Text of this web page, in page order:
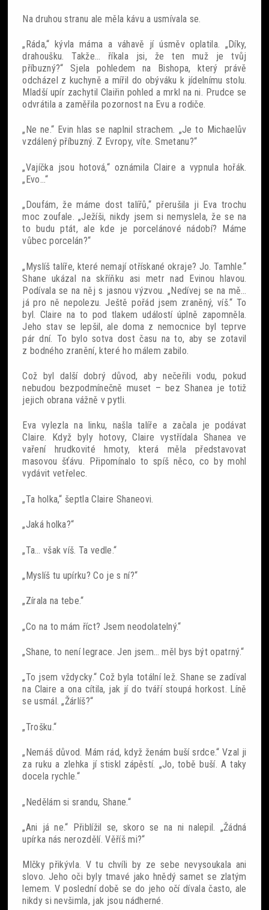
Na druhou stranu ale měla kávu a usmívala se.
„Ráda,“ kývla máma a váhavě jí úsměv oplatila. „Díky,
drahoušku. Takže… říkala jsi, že ten muž je tvůj
příbuzný?“ Sjela pohledem na Bishopa, který právě
odcházel z kuchyně a mířil do obýváku k jídelnímu stolu.
Mladší upír zachytil Claiřin pohled a mrkl na ni. Prudce se
odvrátila a zaměřila pozornost na Evu a rodiče.
„Ne ne.“ Evin hlas se naplnil strachem. „Je to Michaelův
vzdálený příbuzný. Z Evropy, víte. Smetanu?“
„Vajíčka jsou hotová,“ oznámila Claire a vypnula hořák.
„Evo…“
„Doufám, že máme dost talířů,“ přerušila ji Eva trochu
moc zoufale. „Ježíši, nikdy jsem si nemyslela, že se na
to budu ptát, ale kde je porcelánové nádobí? Máme
vůbec porcelán?“
„Myslíš talíře, které nemají otřískané okraje? Jo. Tamhle.“
Shane ukázal na skříňku asi metr nad Evinou hlavou.
Podívala se na něj s jasnou výzvou. „Nedívej se na mě…
já pro ně nepolezu. Ještě pořád jsem zraněný, víš.“ To
byl. Claire na to pod tlakem událostí úplně zapomněla.
Jeho stav se lepšil, ale doma z nemocnice byl teprve
pár dní. To bylo sotva dost času na to, aby se zotavil
z bodného zranění, které ho málem zabilo.
Což byl další dobrý důvod, aby nečeřili vodu, pokud
nebudou bezpodmínečně muset – bez Shanea je totiž
jejich obrana vážně v pytli.
Eva vylezla na linku, našla talíře a začala je podávat
Claire. Když byly hotovy, Claire vystřídala Shanea ve
vaření hrudkovité hmoty, která měla představovat
masovou šťávu. Připomínalo to spíš něco, co by mohl
vydávit vetřelec.
„Ta holka,“ šeptla Claire Shaneovi.
„Jaká holka?“
„Ta… však víš. Ta vedle.“
„Myslíš tu upírku? Co je s ní?“
„Zírala na tebe.“
„Co na to mám říct? Jsem neodolatelný.“
„Shane, to není legrace. Jen jsem… měl bys být opatrný.“
„To jsem vždycky.“ Což byla totální lež. Shane se zadíval
na Claire a ona cítila, jak jí do tváří stoupá horkost. Líně
se usmál. „Žárlíš?“
„Trošku.“
„Nemáš důvod. Mám rád, když ženám buší srdce.“ Vzal ji
za ruku a zlehka jí stiskl zápěstí. „Jo, tobě buší. A taky
docela rychle.“
„Nedělám si srandu, Shane.“
„Ani já ne.“ Přiblížil se, skoro se na ni nalepil. „Žádná
upírka nás nerozdělí. Věříš mi?“
Mlčky přikývla. V tu chvíli by ze sebe nevysoukala ani
slovo. Jeho oči byly tmavé jako hnědý samet se zlatým
lemem. V poslední době se do jeho očí dívala často, ale
nikdy si nevšimla, jak jsou nádherné.